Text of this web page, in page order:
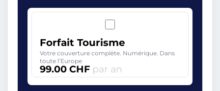
Forfait Tourisme
Votre couverture complète. Numérique. Dans
toute l’Europe
99.00 CHF par an